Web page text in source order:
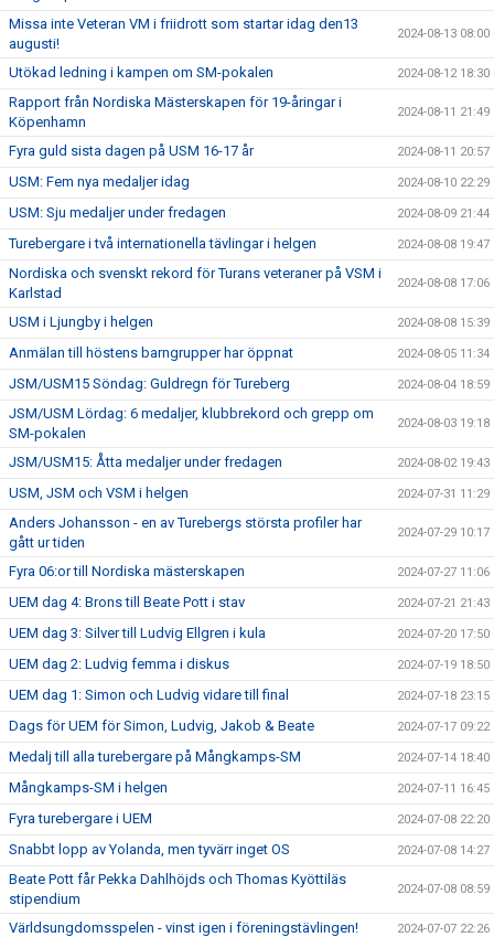
Missa inte Veteran VM i friidrott som startar idag den13
augusti!
2024-08-13 08:00
Utökad ledning i kampen om SM-pokalen 2024-08-12 18:30
Rapport från Nordiska Mästerskapen för 19-åringar i
Köpenhamn
2024-08-11 21:49
Fyra guld sista dagen på USM 16-17 år 2024-08-11 20:57
USM: Fem nya medaljer idag 2024-08-10 22:29
USM: Sju medaljer under fredagen 2024-08-09 21:44
Turebergare i två internationella tävlingar i helgen 2024-08-08 19:47
Nordiska och svenskt rekord för Turans veteraner på VSM i
Karlstad
2024-08-08 17:06
USM i Ljungby i helgen 2024-08-08 15:39
Anmälan till höstens barngrupper har öppnat 2024-08-05 11:34
JSM/USM15 Söndag: Guldregn för Tureberg 2024-08-04 18:59
JSM/USM Lördag: 6 medaljer, klubbrekord och grepp om
SM-pokalen
2024-08-03 19:18
JSM/USM15: Åtta medaljer under fredagen 2024-08-02 19:43
USM, JSM och VSM i helgen 2024-07-31 11:29
Anders Johansson - en av Turebergs största profiler har
gått ur tiden
2024-07-29 10:17
Fyra 06:or till Nordiska mästerskapen 2024-07-27 11:06
UEM dag 4: Brons till Beate Pott i stav 2024-07-21 21:43
UEM dag 3: Silver till Ludvig Ellgren i kula 2024-07-20 17:50
UEM dag 2: Ludvig femma i diskus 2024-07-19 18:50
UEM dag 1: Simon och Ludvig vidare till final 2024-07-18 23:15
Dags för UEM för Simon, Ludvig, Jakob & Beate 2024-07-17 09:22
Medalj till alla turebergare på Mångkamps-SM 2024-07-14 18:40
Mångkamps-SM i helgen 2024-07-11 16:45
Fyra turebergare i UEM 2024-07-08 22:20
Snabbt lopp av Yolanda, men tyvärr inget OS 2024-07-08 14:27
Beate Pott får Pekka Dahlhöjds och Thomas Kyöttiläs
stipendium
2024-07-08 08:59
Världsungdomsspelen - vinst igen i föreningstävlingen! 2024-07-07 22:26